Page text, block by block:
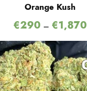
Orange Kush
€290 – €1,870